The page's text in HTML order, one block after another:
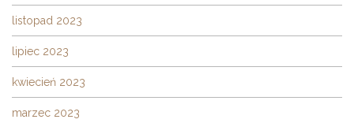
listopad 2023
lipiec 2023
kwiecień 2023
marzec 2023